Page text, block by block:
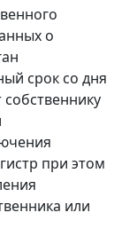
о
срок со дня
при этом
или